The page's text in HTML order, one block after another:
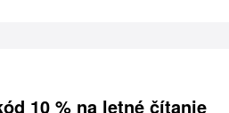
10 % na letné čítanie